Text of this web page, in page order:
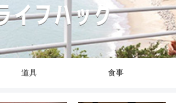
道具 食事